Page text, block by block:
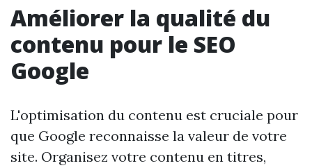
Améliorer la qualité du
contenu pour le SEO
Google
L'optimisation du contenu est cruciale pour
que Google reconnaisse la valeur de votre
site. Organisez votre contenu en titres,